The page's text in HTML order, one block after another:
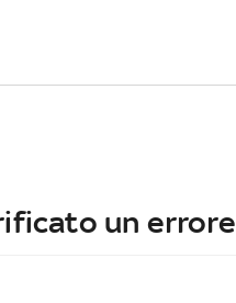
un errore